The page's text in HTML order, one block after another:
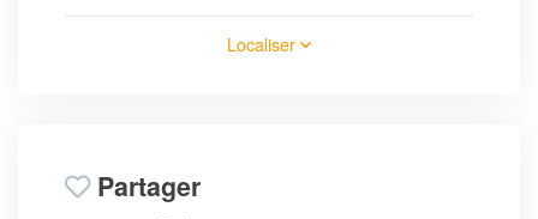
Localiser
Partager